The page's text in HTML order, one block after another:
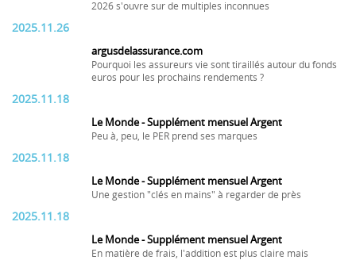
2026 s'ouvre sur de multiples inconnues
2025.11.26
argusdelassurance.com
Pourquoi les assureurs vie sont tiraillés autour du fonds
euros pour les prochains rendements ?
2025.11.18
Le Monde - Supplément mensuel Argent
Peu à, peu, le PER prend ses marques
2025.11.18
Le Monde - Supplément mensuel Argent
Une gestion "clés en mains" à regarder de près
2025.11.18
Le Monde - Supplément mensuel Argent
En matière de frais, l'addition est plus claire mais